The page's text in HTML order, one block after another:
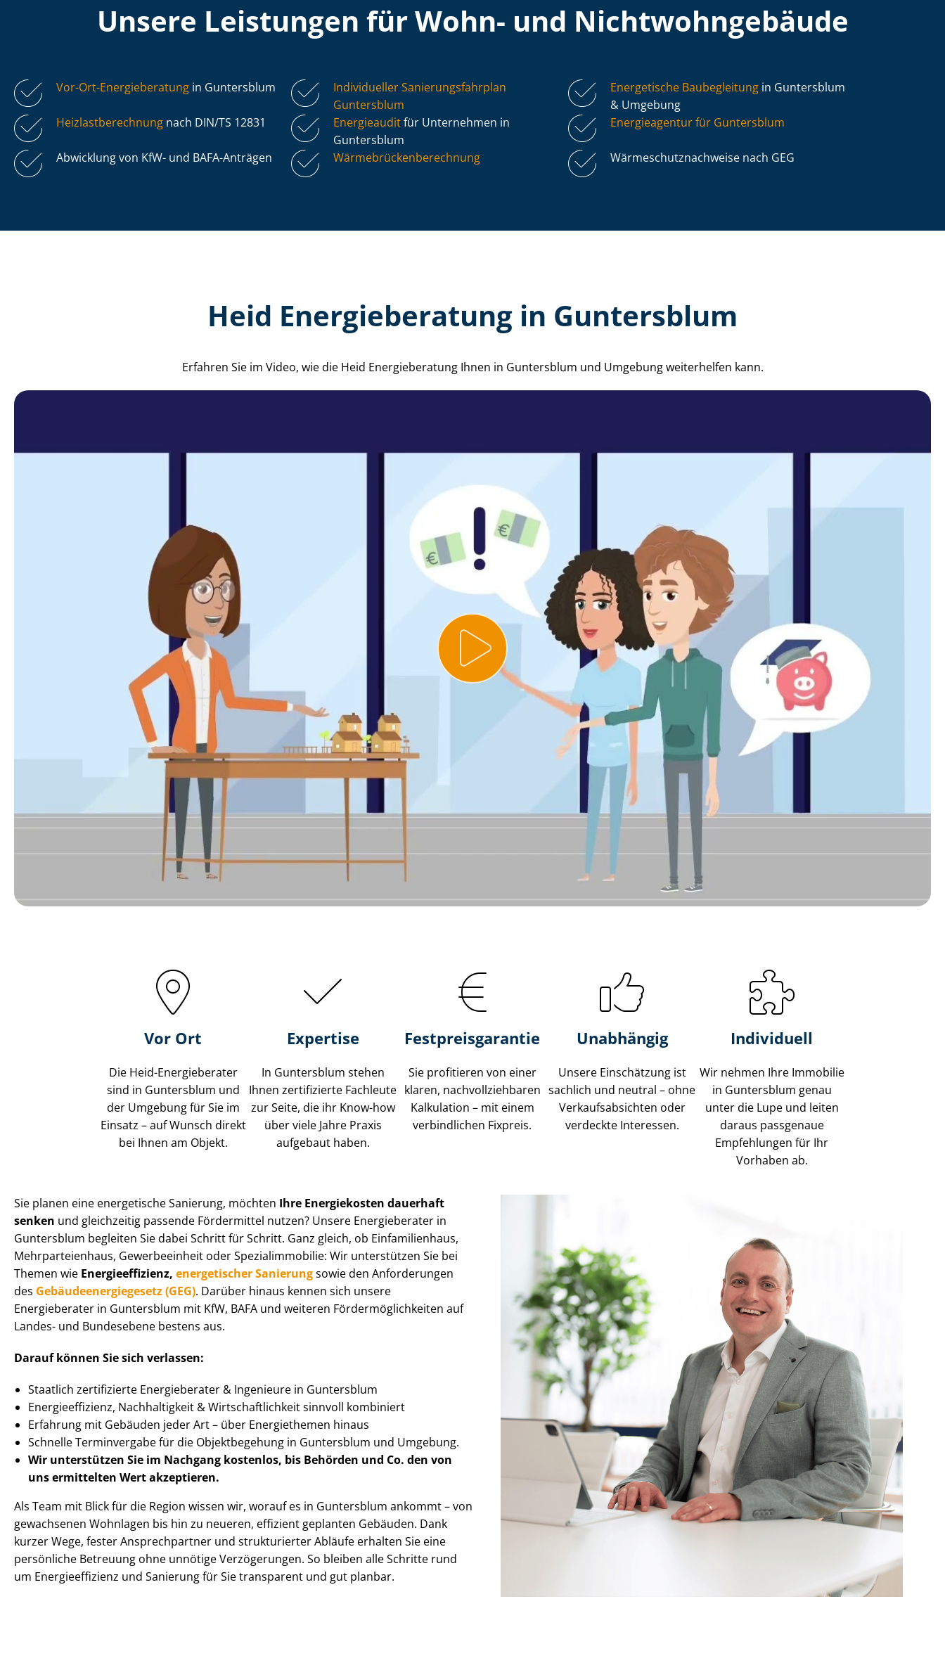
Unsere Leistungen für Wohn- und Nicht­wohn­ge­bäu­de
Vor-Ort-Energieberatung in Guntersblum
Individueller Sa­nie­rungs­fahr­plan
Guntersblum
Energetische Baubegleitung in Guntersblum
& Umgebung
Heiz­last­be­rech­nung nach DIN/TS 12831 Energieauditfür Unternehmen in
Guntersblum
Energieagentur für Guntersblum
Abwicklung von KfW- und BAFA-Anträgen Wär­me­brü­cken­be­rech­nung Wär­me­schutz­nach­wei­se nach GEG
Heid Energieberatung in Guntersblum
Erfahren Sie im Video, wie die Heid Energieberatung Ihnen in Guntersblum und Umgebung weiterhelfen kann.
Vor Ort
Die Heid-Energieberater
sind in Guntersblum und
der Umgebung für Sie im
Einsatz – auf Wunsch direkt
bei Ihnen am Objekt.
Expertise
In Guntersblum stehen
Ihnen zertifizierte Fachleute
zur Seite, die ihr Know-how
über viele Jahre Praxis
aufgebaut haben.
Fest­preis­ga­ran­tie
Sie profitieren von einer
klaren, nach­voll­zieh­ba­ren
Kalkulation – mit einem
verbindlichen Fixpreis.
Unabhängig
Unsere Einschätzung ist
sachlich und neutral – ohne
Ver­kaufs­ab­sich­ten oder
verdeckte Interessen.
Individuell
Wir nehmen Ihre Immobilie
in Guntersblum genau
unter die Lupe und leiten
daraus passgenaue
Empfehlungen für Ihr
Vorhaben ab.
Sie planen eine energetische Sanierung, möchten Ihre Energiekosten dauerhaft
senken und gleichzeitig passende Fördermittel nutzen? Unsere Energieberater in
Guntersblum begleiten Sie dabei Schritt für Schritt. Ganz gleich, ob Einfamilienhaus,
Mehr­par­tei­en­haus, Gewerbeeinheit oder Spe­zi­al­im­mo­bi­lie: Wir unterstützen Sie bei
Themen wie En­er­gie­ef­fi­zi­enz, energetischer Sanierungsowie den Anforderungen
des Ge­bäu­de­en­er­gie­ge­setz (GEG). Darüber hinaus kennen sich unsere
Energieberater in Guntersblum mit KfW, BAFA und weiteren För­der­mög­lich­kei­ten auf
Landes- und Bundesebene bestens aus.
Darauf können Sie sich verlassen:
Staatlich zertifizierte Energieberater & Ingenieure in Guntersblum
En­er­gie­ef­fi­zi­enz, Nachhaltigkeit & Wirt­schaft­lich­keit sinnvoll kombiniert
Erfahrung mit Gebäuden jeder Art – über Energiethemen hinaus
Schnelle Terminvergabe für die Objektbegehung in Guntersblum und Umgebung.
Wir unterstützen Sie im Nachgang kostenlos, bis Behörden und Co. den von
uns ermittelten Wert akzeptieren.
Als Team mit Blick für die Region wissen wir, worauf es in Guntersblum ankommt – von
gewachsenen Wohnlagen bis hin zu neueren, effizient geplanten Gebäuden. Dank
kurzer Wege, fester Ansprechpartner und strukturierter Abläufe erhalten Sie eine
persönliche Betreuung ohne unnötige Verzögerungen. So bleiben alle Schritte rund
um En­er­gie­ef­fi­zi­enz und Sanierung für Sie transparent und gut planbar.